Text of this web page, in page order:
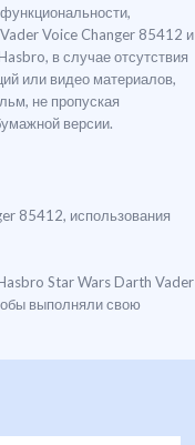
Voice Changer 85412 и
в случае отсутствия
или видео материалов,
не пропуская
версии.
85412, использования
Star Wars Darth Vader
выполняли свою